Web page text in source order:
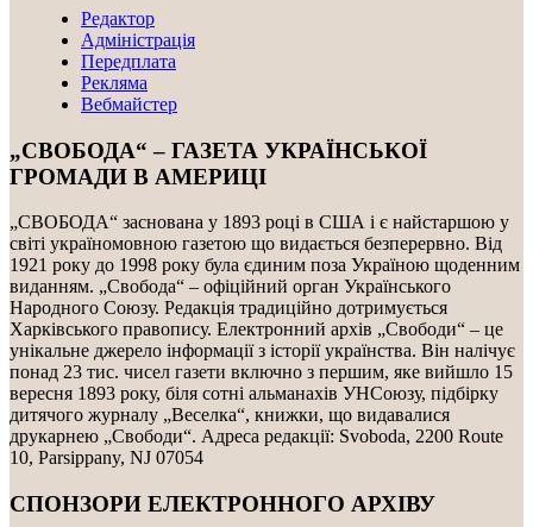
Редактор
Адміністрація
Передплата
Рекляма
Вебмайстер
„СВОБОДА“ – ГАЗЕТА УКРАЇНСЬКОЇ
ГРОМАДИ В АМЕРИЦІ
„СВОБОДА“ заснована у 1893 році в США і є найстаршою у
світі україномовною газетою що видається безперервно. Від
1921 року до 1998 року була єдиним поза Україною щоденним
виданням. „Свобода“ – офіційний орган Українського
Народного Союзу. Редакція традиційно дотримується
Харківського правопису. Електронний архів „Свободи“ – це
унікальне джерело інформації з історії українства. Він налічує
понад 23 тис. чисел газети включно з першим, яке вийшло 15
вересня 1893 року, біля сотні альманахів УНСоюзу, підбірку
дитячого журналу „Веселка“, книжки, що видавалися
друкарнею „Свободи“. Адреса редакції: Svoboda, 2200 Route
10, Parsippany, NJ 07054
СПОНЗОРИ ЕЛЕКТРОННОГО АРХІВУ